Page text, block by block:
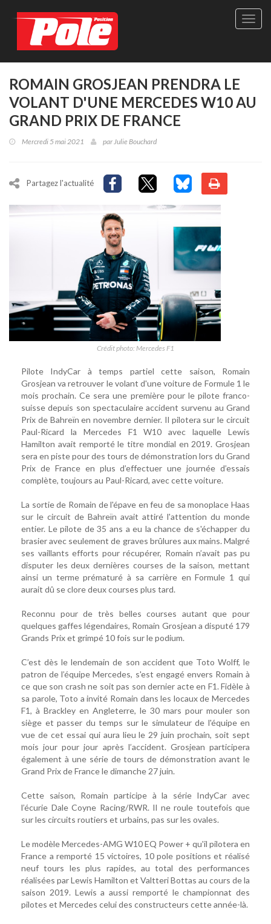
Site
Le
ROMAIN GROSJEAN PRENDRA LE
VOLANT D'UNE MERCEDES W10 AU
GRAND PRIX DE FRANCE
Mercredi 5 mai 2021 parJulie Bouchard
Partagez l'actualité
Crédit photo: Mercedes F1
Pilote IndyCar à temps partiel cette saison, Romain
Grosjean va retrouver le volant d'une voiture de Formule 1 le
mois prochain. Ce sera une première pour le pilote franco-
suisse depuis son spectaculaire accident survenu au Grand
Prix de Bahreïn en novembre dernier. Il pilotera sur le circuit
Paul-Ricard la Mercedes F1 W10 avec laquelle Lewis
Hamilton avait remporté le titre mondial en 2019. Grosjean
sera en piste pour des tours de démonstration lors du Grand
Prix de France en plus d’effectuer une journée d’essais
complète, toujours au Paul-Ricard, avec cette voiture.
La sortie de Romain de l'épave en feu de sa monoplace Haas
sur le circuit de Bahreïn avait attiré l'attention du monde
entier. Le pilote de 35 ans a eu la chance de s'échapper du
brasier avec seulement de graves brûlures aux mains. Malgré
ses vaillants efforts pour récupérer, Romain n’avait pas pu
disputer les deux dernières courses de la saison, mettant
ainsi un terme prématuré à sa carrière en Formule 1 qui
aurait dû se clore deux courses plus tard.
Reconnu pour de très belles courses autant que pour
quelques gaffes légendaires, Romain Grosjean a disputé 179
Grands Prix et grimpé 10 fois sur le podium.
C’est dès le lendemain de son accident que Toto Wolff, le
patron de l’équipe Mercedes, s'est engagé envers Romain à
ce que son crash ne soit pas son dernier acte en F1. Fidèle à
sa parole, Toto a invité Romain dans les locaux de Mercedes
F1, à Brackley en Angleterre, le 30 mars pour mouler son
siège et passer du temps sur le simulateur de l'équipe en
vue de cet essai qui aura lieu le 29 juin prochain, soit sept
mois jour pour jour après l’accident. Grosjean participera
également à une série de tours de démonstration avant le
Grand Prix de France le dimanche 27 juin.
Cette saison, Romain participe à la série IndyCar avec
l’écurie Dale Coyne Racing/RWR. Il ne roule toutefois que
sur les circuits routiers et urbains, pas sur les ovales.
Le modèle Mercedes-AMG W10 EQ Power + qu'il pilotera en
France a remporté 15 victoires, 10 pole positions et réalisé
neuf tours les plus rapides, au total des performances
réalisées par Lewis Hamilton et Valtteri Bottas au cours de la
saison 2019. Lewis a aussi remporté le championnat des
pilotes et Mercedes celui des constructeurs cette année-là.